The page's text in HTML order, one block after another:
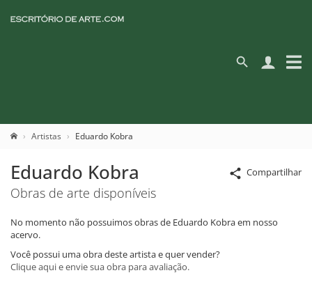
Artistas Eduardo Kobra
Compartilhar
Eduardo Kobra
Obras de arte disponíveis
No momento não possuimos obras de Eduardo Kobra em nosso
acervo.
Você possui uma obra deste artista e quer vender?
Clique aqui e envie sua obra para avaliação.